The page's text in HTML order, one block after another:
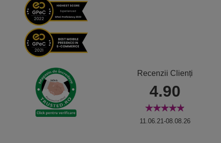
Recenzii Clienți
4.90
11.06.21-08.08.26